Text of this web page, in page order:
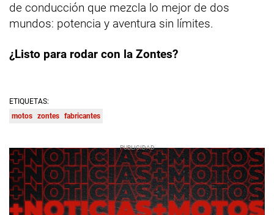
de conducción que mezcla lo mejor de dos
mundos: potencia y aventura sin límites.
¿Listo para rodar con la Zontes?
ETIQUETAS:
motos zontes fabricantes